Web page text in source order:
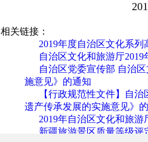
2017年8月
相关链接：
2019年度自治区文化系
自治区文化和旅游厅
自治区党委宣传部 自治
施意见》的通知
【行政规范性文件】自
遗产传承发展的实施意见》
2019年自治区文化和旅
新疆旅游景区质量等级评